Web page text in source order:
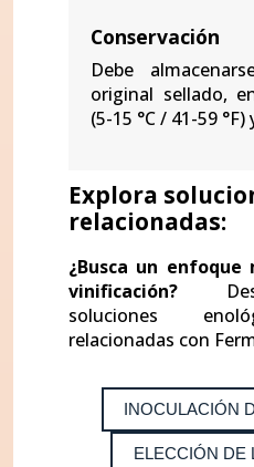
Conservación
Debe
original sellado,
(5-15 °C / 41-59 °F)
Explora
relacionadas:
¿Busca un
vinificación?
soluciones
relacionadas con
INOCULACIÓN
ELECCIÓN DE